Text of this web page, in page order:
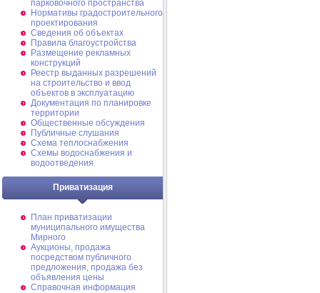
парковочного пространства
Нормативы градостроительного
проектирования
Сведения об объектах
Правила благоустройства
Размещение рекламных
конструкций
Реестр выданных разрешений
на строительство и ввод
объектов в эксплуатацию
Документация по планировке
территории
Общественные обсуждения
Публичные слушания
Схема теплоснабжения
Схемы водоснабжения и
водоотведения
Приватизация
План приватизации
муниципального имущества
Мирного
Аукционы, продажа
посредством публичного
предложения, продажа без
объявления цены
Справочная информация